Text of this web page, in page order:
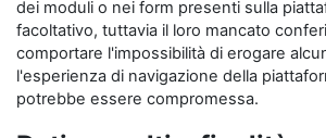
dei moduli o nei form presenti sulla
facoltativo, tuttavia il loro mancato
comportare l'impossibilità di erogare
l'esperienza di navigazione della
potrebbe essere compromessa.